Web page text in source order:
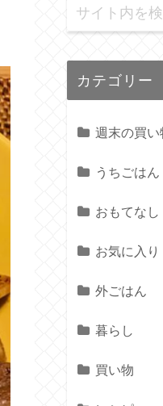
カテゴリー
週末の買い
うちごはん
おもてなし
お気に入り
外ごはん
暮らし
買い物